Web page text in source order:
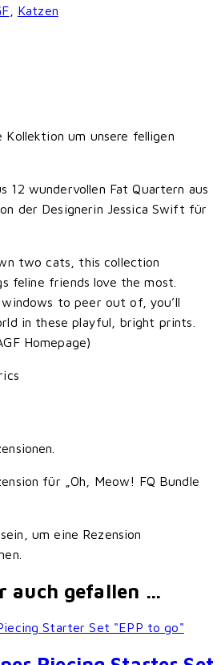
Katzen
um unsere felligen
12 wundervollen Fat Quartern aus
der Designerin Jessica Swift für
two cats, this collection
feline friends love the most.
to peer out of, you’ll
in these playful, bright prints.
Homepage)
für „Oh, Meow! FQ Bundle
sein, um eine Rezension
auch gefallen …